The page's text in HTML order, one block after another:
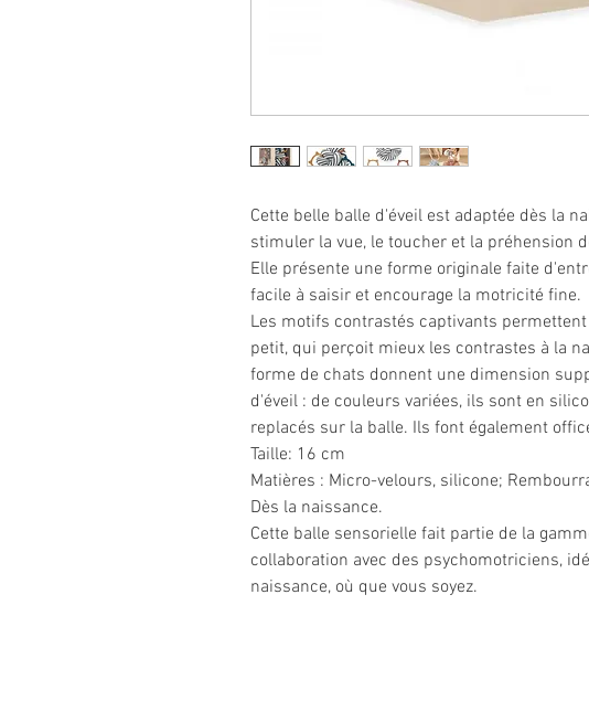
Cette belle balle d'éveil est adaptée dès la
stimuler la vue, le toucher et la préhension
Elle présente une forme originale faite
facile à saisir et encourage la motricité fine.
Les motifs contrastés captivants
petit, qui perçoit mieux les contrastes à la
forme de chats donnent une dimension
d'éveil : de couleurs variées, ils sont en
replacés sur la balle. Ils font également
Taille: 16 cm
Matières : Micro-velours, silicone;
Dès la naissance.
Cette balle sensorielle fait partie de la
collaboration avec des psychomotriciens,
naissance, où que vous soyez.